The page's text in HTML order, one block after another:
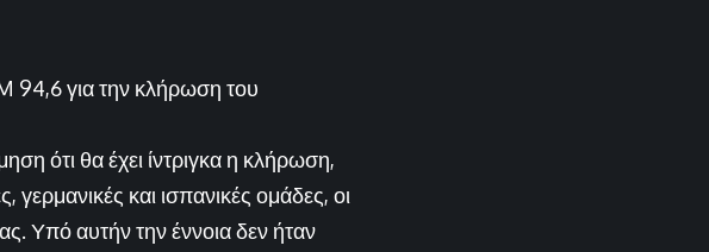
94,6 για την κλήρωση του
ότι θα έχει ίντριγκα η κλήρωση,
γερμανικές και ισπανικές ομάδες, οι
Υπό αυτήν την έννοια δεν ήταν